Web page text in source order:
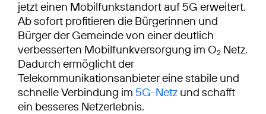
jetzt einen Mobilfunkstandort auf 5G erweitert.
Ab sofort profitieren die Bürgerinnen und
Bürger der Gemeinde von einer deutlich
verbesserten Mobilfunkversorgung im O2 Netz.
Dadurch ermöglicht der
Telekommunikationsanbieter eine stabile und
schnelle Verbindung im 5G-Netz und schafft
ein besseres Netzerlebnis.